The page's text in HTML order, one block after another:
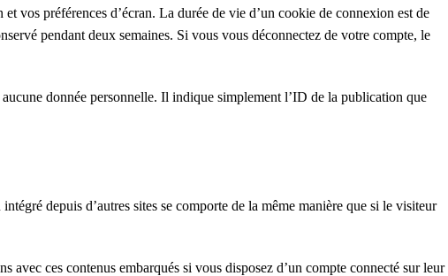
vos préférences d’écran. La durée de vie d’un cookie de connexion est de
pendant deux semaines. Si vous vous déconnectez de votre compte, le
donnée personnelle. Il indique simplement l’ID de la publication que
depuis d’autres sites se comporte de la même manière que si le visiteur
ces contenus embarqués si vous disposez d’un compte connecté sur leur